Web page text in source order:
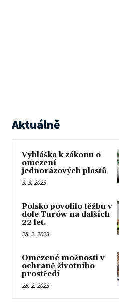
Aktuálně
Vyhláška k zákonu o
omezení
jednorázových plastů
3. 3. 2023
Polsko povolilo těžbu v
dole Turów na dalších
22 let.
28. 2. 2023
Omezené možnosti v
ochraně životního
prostředí
28. 2. 2023